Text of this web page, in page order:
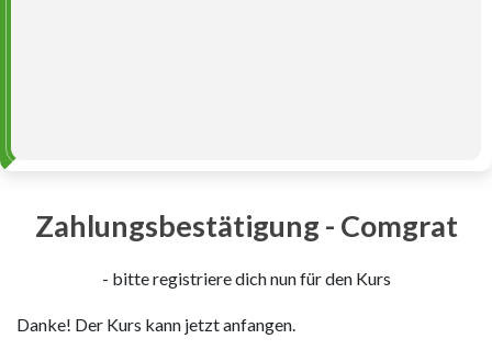
Zahlungsbestätigung - Comgrat
- bitte registriere dich nun für den Kurs
Danke! Der Kurs kann jetzt anfangen.